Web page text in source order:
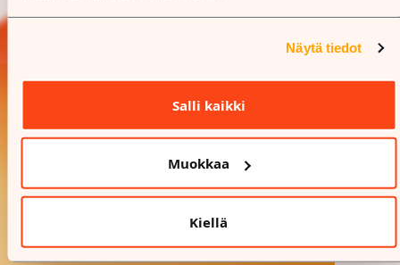
Näytä tiedot
Salli kaikki
Muokkaa
Kiellä